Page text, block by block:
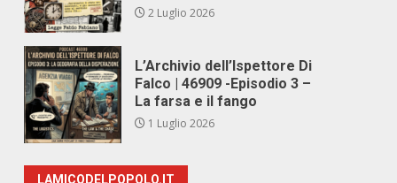
2 Luglio 2026
L’Archivio dell’Ispettore Di
Falco | 46909 -Episodio 3 –
La farsa e il fango
1 Luglio 2026
LAMICODELPOPOLO.IT